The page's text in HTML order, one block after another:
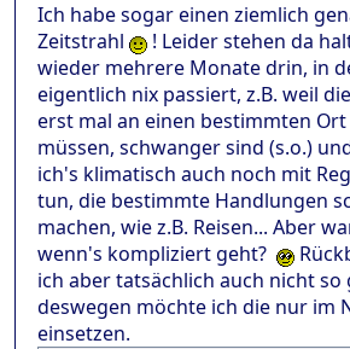
Ich habe sogar einen ziemlich
Zeitstrahl
! Leider stehen da
wieder mehrere Monate drin, in
eigentlich nix passiert, z.B. weil
erst mal an einen bestimmten
müssen, schwanger sind (s.o.)
ich's klimatisch auch noch mit
tun, die bestimmte Handlungen
machen, wie z.B. Reisen... Aber
wenn's kompliziert geht?
ich aber tatsächlich auch nicht so
deswegen möchte ich die nur im
einsetzen.